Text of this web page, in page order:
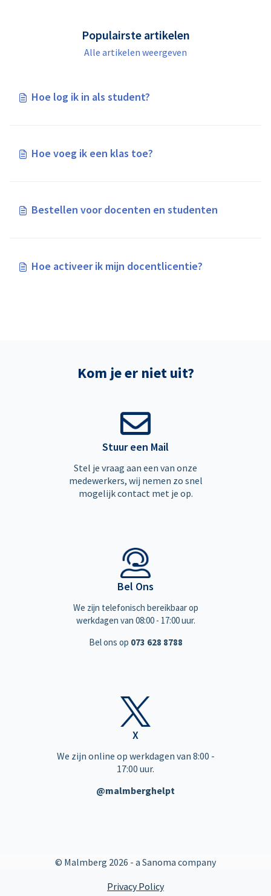
Populairste artikelen
Alle artikelen weergeven
Hoe log ik in als student?
Hoe voeg ik een klas toe?
Bestellen voor docenten en studenten
Hoe activeer ik mijn docentlicentie?
Kom je er niet uit?
Stuur een Mail
Stel je vraag aan een van onze
medewerkers, wij nemen zo snel
mogelijk contact met je op.
Bel Ons
We zijn telefonisch bereikbaar op
werkdagen van 08:00 - 17:00 uur.
Bel ons op 073 628 8788
X
We zijn online op werkdagen van 8:00 -
17:00 uur.
@malmberghelpt
© Malmberg 2026 - a Sanoma company
Privacy Policy